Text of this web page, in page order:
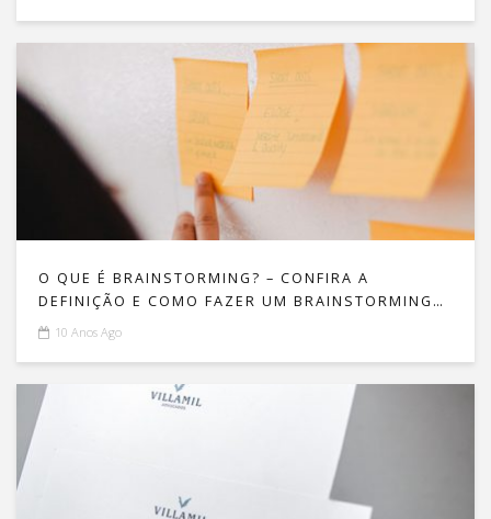
O QUE É BRAINSTORMING? – CONFIRA A
DEFINIÇÃO E COMO FAZER UM BRAINSTORMING
DE SUCESSO!
10 Anos Ago